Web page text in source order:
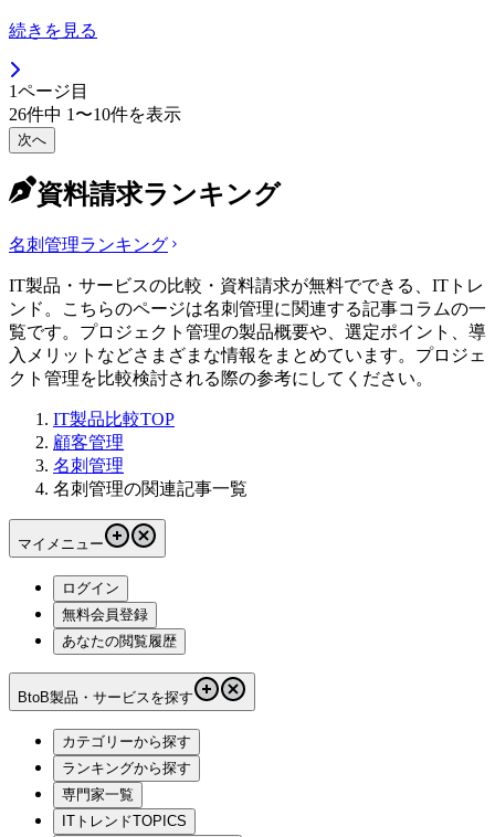
続きを見る
1ページ目
26件中 1 〜10件を表示
次へ
資料請求ランキング
名刺管理ランキング
IT製品・サービスの比較・資料請求が無料でできる、ITトレ
ンド。こちらのページは名刺管理に関連する記事コラムの一
覧です。プロジェクト管理の製品概要や、選定ポイント、導
入メリットなどさまざまな情報をまとめています。プロジェ
クト管理を比較検討される際の参考にしてください。
IT製品比較TOP
顧客管理
名刺管理
名刺管理の関連記事一覧
マイメニュー
ログイン
無料会員登録
あなたの閲覧履歴
BtoB製品・サービスを探す
カテゴリーから探す
ランキングから探す
専門家一覧
ITトレンドTOPICS